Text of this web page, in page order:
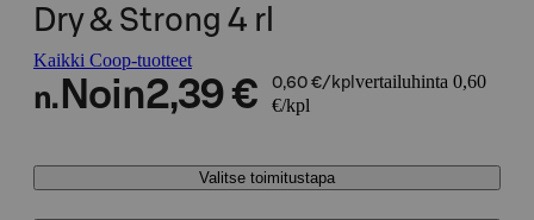
Dry & Strong 4 rl
Kaikki Coop-tuotteet
n. Noin2,39 € 0,60 €/kpl vertailuhinta 0,60
€/kpl
Valitse toimitustapa